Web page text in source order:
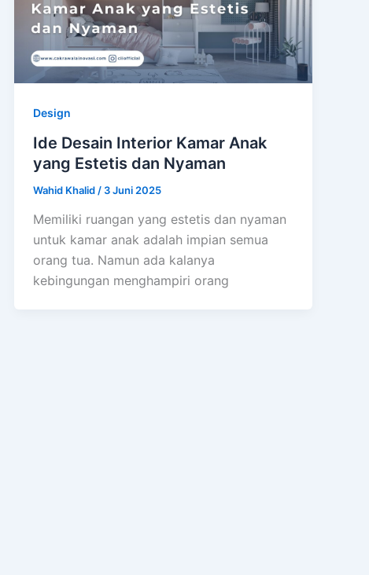
Design
Ide Desain Interior Kamar Anak
yang Estetis dan Nyaman
Wahid Khalid / 3 Juni 2025
Memiliki ruangan yang estetis dan nyaman
untuk kamar anak adalah impian semua
orang tua. Namun ada kalanya
kebingungan menghampiri orang